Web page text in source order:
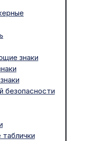
знаки
безопасности